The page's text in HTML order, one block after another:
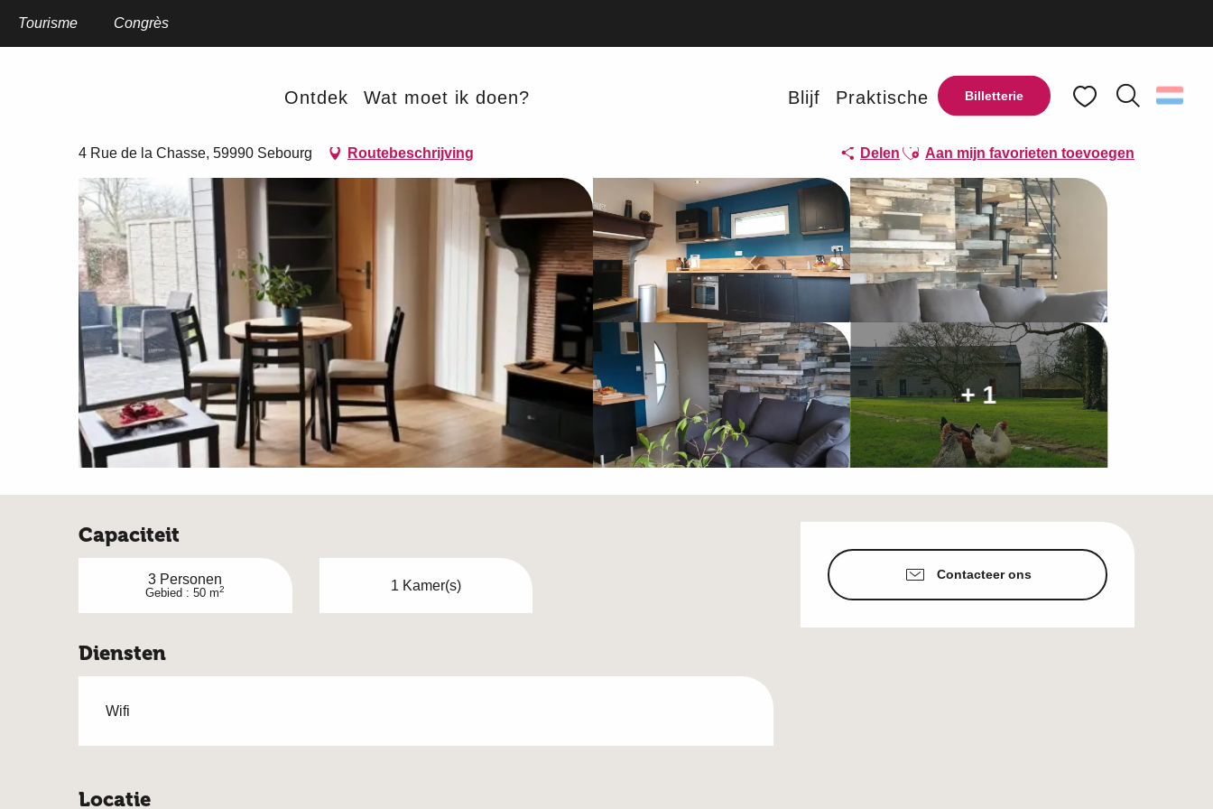
Billetterie
Tourisme Congrès
Ontdek Wat moet ik doen? Blijf Praktische
Les nids de Sebourg 1
Les nids de Sebourg 1
4 Rue de la Chasse, 59990 Sebourg Routebeschrijving Delen Ajouter aux favoris
Aan mijn favorieten toevoegen
+ 1
Openingstijden en
Contacteer ons
Capaciteit
3 Personen
Gebied : 50 m2 1 Kamer(s)
Diensten
Wifi
Locatie